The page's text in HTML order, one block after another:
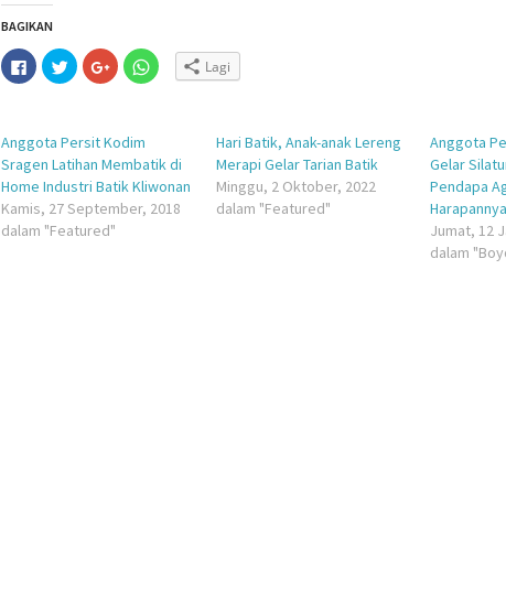
BAGIKAN
Klik
untuk
membagikan
jendela
yang
baru)
Klik
untuk
berbagi
jendela
yang
baru)
Klik
untuk
berbagi
di
jendela
yang
baru)
Klik
untuk
yang
baru)
Lagi
Anggota Persit Kodim
Sragen Latihan Membatik di
Home Industri Batik Kliwonan
Kamis, 27 September, 2018
dalam "Featured"
Hari Batik, Anak-anak Lereng
Merapi Gelar Tarian Batik
Minggu, 2 Oktober, 2022
dalam "Featured"
Anggota
Gelar
Pendapa
Jumat, 12
dalam